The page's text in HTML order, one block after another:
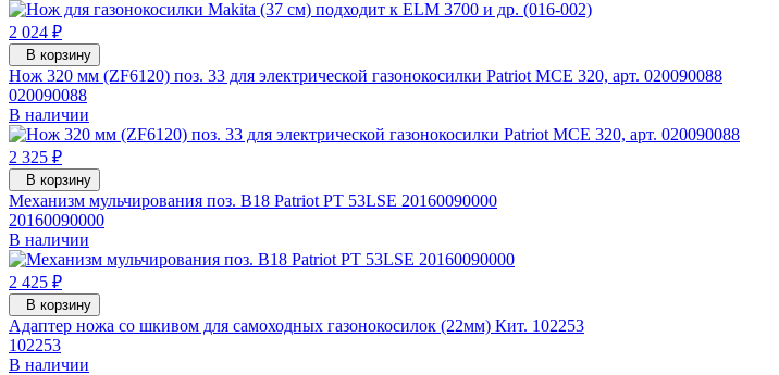
2 024 ₽
В корзину
Нож 320 мм (ZF6120) поз. 33 для электрической газонокосилки Patriot MCE 320, арт. 020090088
020090088
В наличии
2 325 ₽
В корзину
Механизм мульчирования поз. B18 Patriot PT 53LSE 20160090000
20160090000
В наличии
2 425 ₽
В корзину
Адаптер ножа со шкивом для самоходных газонокосилок (22мм) Кит. 102253
102253
В наличии